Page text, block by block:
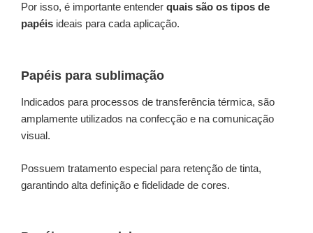
Por isso, é importante entender quais são os tipos de
papéis ideais para cada aplicação.
Papéis para sublimação
Indicados para processos de transferência térmica, são
amplamente utilizados na confecção e na comunicação
visual.
Possuem tratamento especial para retenção de tinta,
garantindo alta definição e fidelidade de cores.